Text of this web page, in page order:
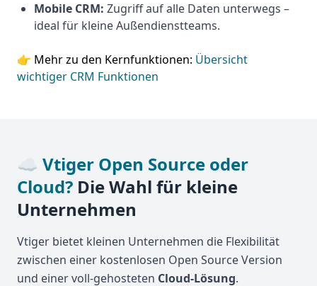
Mobile CRM: Zugriff auf alle Daten unterwegs –
ideal für kleine Außendienstteams.
👉 Mehr zu den Kernfunktionen: Übersicht
wichtiger CRM Funktionen
☁️ Vtiger Open Source oder
Cloud? Die Wahl für kleine
Unternehmen
Vtiger bietet kleinen Unternehmen die Flexibilität
zwischen einer kostenlosen Open Source Version
und einer voll-gehosteten Cloud-Lösung.